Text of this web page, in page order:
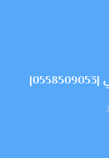
شركة تركيب انترلوك في دبي |0558509053|